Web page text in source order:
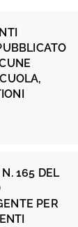
165 DEL
PER